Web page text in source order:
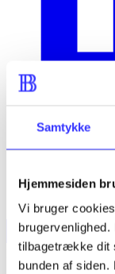
Samtykke
Hjemmesiden
Vi bruger
tilbagetrække dit
bunden af
ForsideBøgerArtikler